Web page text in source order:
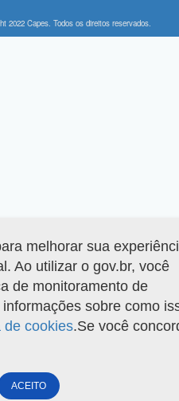
2022 Capes. Todos os direitos reservados.
melhorar sua
Ao utilizar o gov.br, você
de monitoramento de
sobre como
de cookies.Se você
ACEITO